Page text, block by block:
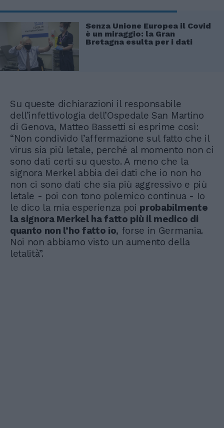
Senza Unione Europea il Covid
è un miraggio: la Gran
Bretagna esulta per i dati
Su queste dichiarazioni il responsabile
dell’infettivologia dell’Ospedale San Martino
di Genova, Matteo Bassetti si esprime così:
“Non condivido l’affermazione sul fatto che il
virus sia più letale, perché al momento non ci
sono dati certi su questo. A meno che la
signora Merkel abbia dei dati che io non ho
non ci sono dati che sia più aggressivo e più
letale - poi con tono polemico continua - Io
le dico la mia esperienza poi probabilmente
la signora Merkel ha fatto più il medico di
quanto non l’ho fatto io, forse in Germania.
Noi non abbiamo visto un aumento della
letalità”.